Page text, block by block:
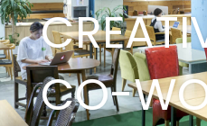
CO-